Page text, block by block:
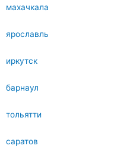
махачкала
ярославль
иркутск
барнаул
тольятти
саратов